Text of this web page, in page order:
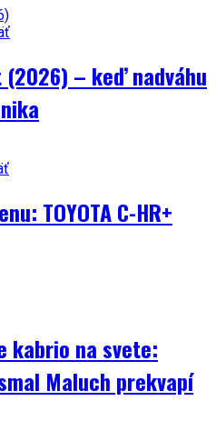
(2026) – keď nadváhu
TOYOTA C-HR+
kabrio na svete:
Maluch prekvapí